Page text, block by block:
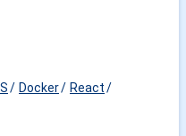
Docker
React